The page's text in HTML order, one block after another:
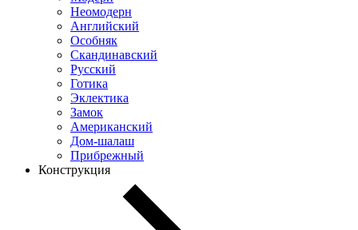
Неомодерн
Английский
Особняк
Скандинавский
Русский
Готика
Эклектика
Замок
Американский
Дом-шалаш
Прибрежный
Конструкция